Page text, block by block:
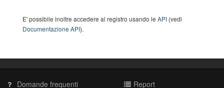
E' possibile inoltre accedere al registro usando le API (vedi
Documentazione API).
Domande frequenti Report